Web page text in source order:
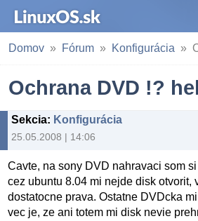
Domov Fórum Konfigurácia
Ochrana DVD !?
Sekcia: Konfigurácia
25.05.2008 | 14:06
Cavte, na sony DVD nahravaci som
cez ubuntu 8.04 mi nejde disk otvorit,
dostatocne prava. Ostatne DVDcka
vec je, ze ani totem mi disk nevie